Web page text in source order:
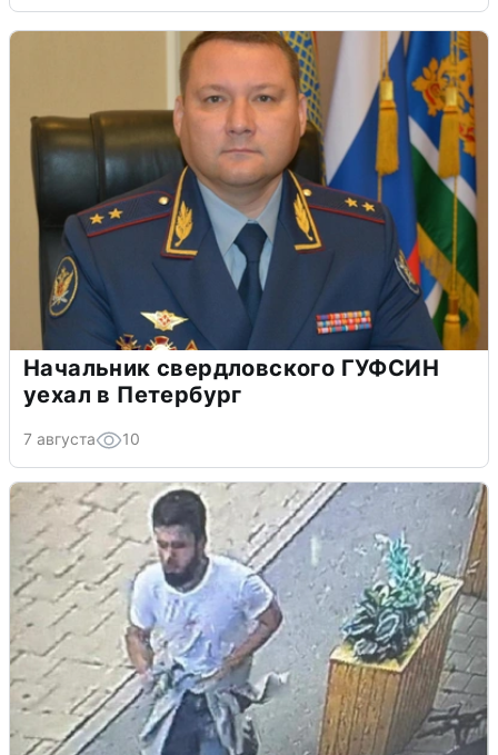
Начальник свердловского ГУФСИН
уехал в Петербург
7 августа 10